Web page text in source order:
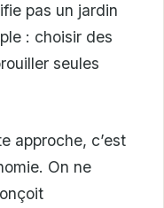
pas un jardin
: choisir des
seules
approche, c’est
On ne